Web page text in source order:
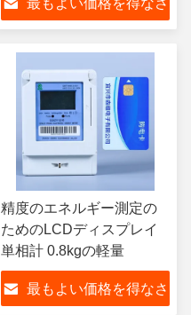
最もよい価格を得なさ
精度のエネルギー測定の
ためのLCDディスプレイ
単相計 0.8kgの軽量
最もよい価格を得なさ